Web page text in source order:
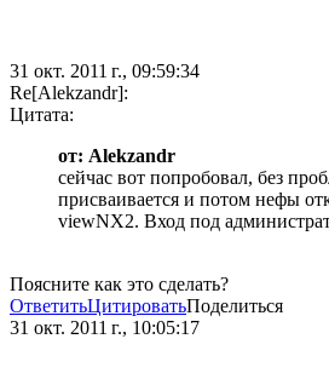
31 окт. 2011 г., 09:59:34
Re[Alekzandr]:
Цитата:
от: Alekzandr
сейчас вот попробовал, без
присваивается и потом нефы
viewNX2. Вход под
Поясните как это сделать?
ОтветитьЦитироватьПоделиться
31 окт. 2011 г., 10:05:17